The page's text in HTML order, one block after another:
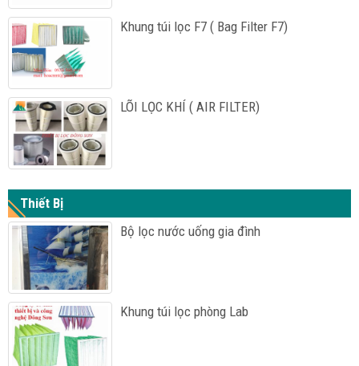
Khung túi lọc F7 ( Bag Filter F7)
LÕI LỌC KHÍ ( AIR FILTER)
Thiết Bị
Bộ lọc nước uống gia đình
Khung túi lọc phòng Lab